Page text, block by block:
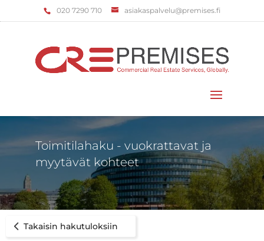
‌020 7290 710 asiakaspalvelu@premises.fi
Toimitilahaku - vuokrattavat ja
myytävät kohteet
Takaisin hakutuloksiin